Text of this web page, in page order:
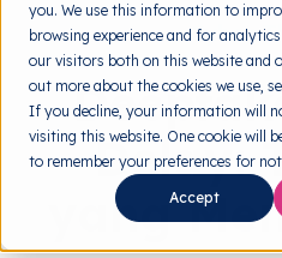
you. We use this information to
browsing experience and for
our visitors both on this website and
out more about the cookies we use,
If you decline, your information will
visiting this website. One cookie will
to remember your preferences for
Accept
Resources Toggle
children
for
Resources
Tools Gratis Toggle
children
for
Tools
Tentang
Coba Gratis
Cyber
Delay:
yang